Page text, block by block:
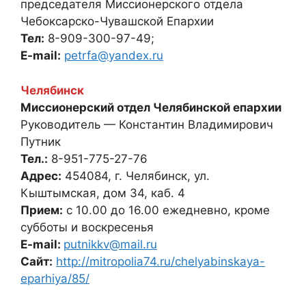
председателя Миссионерского отдела
Чебоксарско-Чувашской Епархии
Тел: 8-909-300-97-49;
E-mail: petrfa@yandex.ru
Челябинск
Миссионерский отдел Челябинской епархии
Руководитель — Константин Владимирович
Путник
Тел.: 8-951-775-27-76
Адрес: 454084, г. Челябинск, ул.
Кыштымская, дом 34, каб. 4
Прием: с 10.00 до 16.00 ежедневно, кроме
субботы и воскресенья
E-mail: putnikkv@mail.ru
Сайт: http://mitropolia74.ru/chelyabinskaya-
eparhiya/85/